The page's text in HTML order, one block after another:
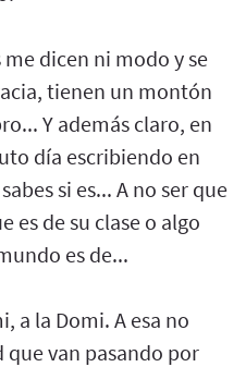
dicen ni modo y se
tienen un montón
Y además claro, en
día escribiendo en
si es... A no ser que
es de su clase o algo
es de...
a la Domi. A esa no
que van pasando por